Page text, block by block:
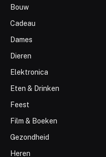
Bouw
Cadeau
Dames
Dieren
Elektronica
Eten & Drinken
Feest
Film & Boeken
Gezondheid
Heren